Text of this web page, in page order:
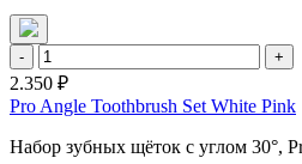
- +
2.350 ₽
Pro Angle Toothbrush Set White Pink
Набор зубных щёток с углом 30°,